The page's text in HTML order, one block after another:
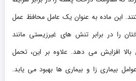
این ماده به عنوان یک عامل محافظ عمل
را در برابر تنش های غیرزیستی مانند
افزایش می دهد. علاوه بر این، تحمل
بیماری زا و بیماری ها بهبود می یابد.